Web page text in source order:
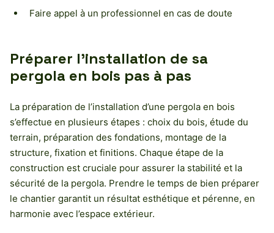
Faire appel à un professionnel en cas de doute
Préparer l’installation de sa
pergola en bois pas à pas
La préparation de l’installation d’une pergola en bois
s’effectue en plusieurs étapes : choix du bois, étude du
terrain, préparation des fondations, montage de la
structure, fixation et finitions. Chaque étape de la
construction est cruciale pour assurer la stabilité et la
sécurité de la pergola. Prendre le temps de bien préparer
le chantier garantit un résultat esthétique et pérenne, en
harmonie avec l’espace extérieur.